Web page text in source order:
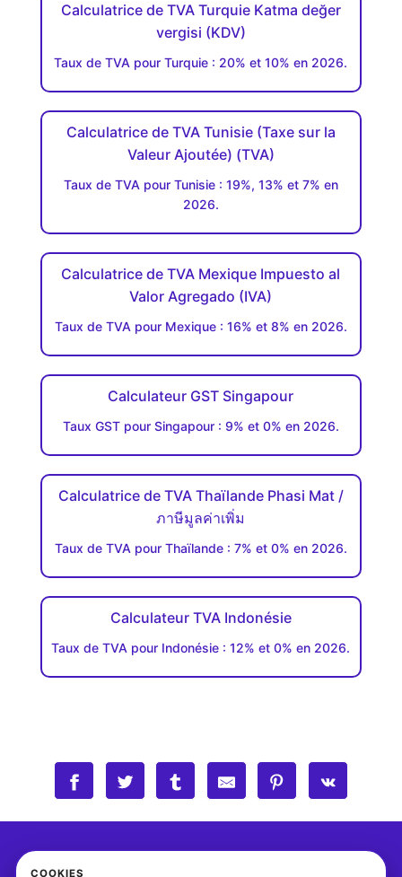
Calculatrice de TVA Turquie Katma değer
vergisi (KDV)
Taux de TVA pour Turquie : 20% et 10% en 2026.
Calculatrice de TVA Tunisie (Taxe sur la
Valeur Ajoutée) (TVA)
Taux de TVA pour Tunisie : 19%, 13% et 7% en
2026.
Calculatrice de TVA Mexique Impuesto al
Valor Agregado (IVA)
Taux de TVA pour Mexique : 16% et 8% en 2026.
Calculateur GST Singapour
Taux GST pour Singapour : 9% et 0% en 2026.
Calculatrice de TVA Thaïlande Phasi Mat /
ภาษีมูลค่าเพิ่ม
Taux de TVA pour Thaïlande : 7% et 0% en 2026.
Calculateur TVA Indonésie
Taux de TVA pour Indonésie : 12% et 0% en 2026.
COOKIES